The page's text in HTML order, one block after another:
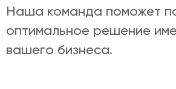
Наша команда поможет
оптимальное решение
вашего бизнеса.